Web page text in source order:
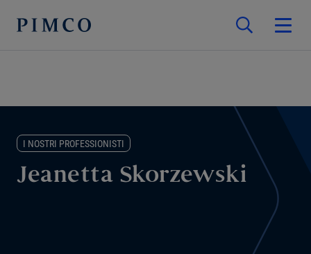
I NOSTRI PROFESSIONISTI
Jeanetta Skorzewski